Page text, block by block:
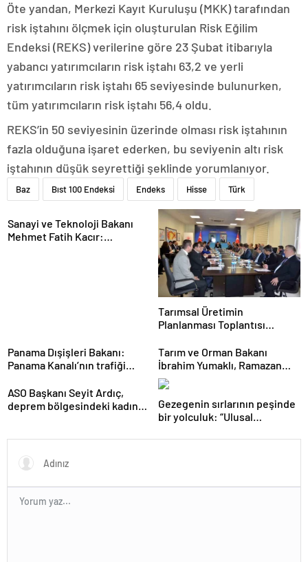
Öte yandan, Merkezi Kayıt Kuruluşu (MKK) tarafından
risk iştahını ölçmek için oluşturulan Risk Eğilim
Endeksi (REKS) verilerine göre 23 Şubat itibarıyla
yabancı yatırımcıların risk iştahı 63,2 ve yerli
yatırımcıların risk iştahı 65 seviyesinde bulunurken,
tüm yatırımcıların risk iştahı 56,4 oldu.
REKS’in 50 seviyesinin üzerinde olması risk iştahının
fazla olduğuna işaret ederken, bu seviyenin altı risk
iştahının düşük seyrettiği şeklinde yorumlanıyor.
Baz Bıst 100 Endeksi Endeks Hisse Türk
Sanayi ve Teknoloji Bakanı
Mehmet Fatih Kacır:
Tarımsal Üretimin
Planlanması Toplantısı
Panama Dışişleri Bakanı:
Panama Kanalı’nın trafiği
Tarım ve Orman Bakanı
İbrahim Yumaklı, Ramazan
denetimlerini
sıklaştırdıklarını açıkladı
ASO Başkanı Seyit Ardıç,
deprem bölgesindeki kadın
Gezegenin sırlarının peşinde
bir yolculuk: “Ulusal